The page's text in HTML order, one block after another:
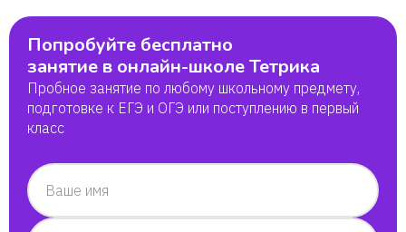
Попробуйте бесплатно
занятие в онлайн-школе Тетрика
Пробное занятие по любому школьному предмету,
подготовке к ЕГЭ и ОГЭ или поступлению в первый
класс
Ваше имя